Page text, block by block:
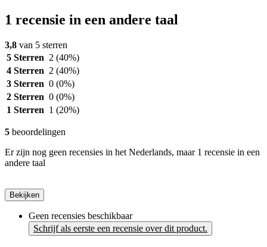
1 recensie in een andere taal
3,8 van 5 sterren
5 Sterren 2 (40%)
4 Sterren 2 (40%)
3 Sterren 0 (0%)
2 Sterren 0 (0%)
1 Sterren 1 (20%)
5 beoordelingen
Er zijn nog geen recensies in het Nederlands, maar 1 recensie in een
andere taal
Bekijken
Geen recensies beschikbaar
Schrijf als eerste een recensie over dit product.